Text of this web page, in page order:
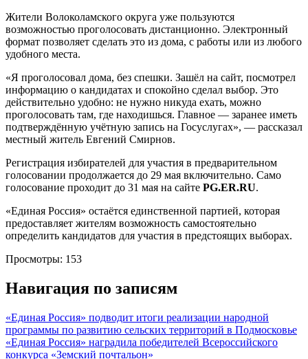
Жители Волоколамского округа уже пользуются
возможностью проголосовать дистанционно. Электронный
формат позволяет сделать это из дома, с работы или из любого
удобного места.
«Я проголосовал дома, без спешки. Зашёл на сайт, посмотрел
информацию о кандидатах и спокойно сделал выбор. Это
действительно удобно: не нужно никуда ехать, можно
проголосовать там, где находишься. Главное — заранее иметь
подтверждённую учётную запись на Госуслугах», — рассказал
местный житель Евгений Смирнов.
Регистрация избирателей для участия в предварительном
голосовании продолжается до 29 мая включительно. Само
голосование проходит до 31 мая на сайте PG.ER.RU.
«Единая Россия» остаётся единственной партией, которая
предоставляет жителям возможность самостоятельно
определить кандидатов для участия в предстоящих выборах.
Просмотры: 153
Навигация по записям
«Единая Россия» подводит итоги реализации народной
программы по развитию сельских территорий в Подмосковье
«Единая Россия» наградила победителей Всероссийского
конкурса «Земский почтальон»